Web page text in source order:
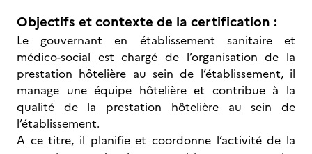
Objectifs et contexte de la certification :
Le gouvernant en établissement sanitaire et
médico-social est chargé de l’organisation de la
prestation hôtelière au sein de l’établissement, il
manage une équipe hôtelière et contribue à la
qualité de la prestation hôtelière au sein de
l’établissement.
A ce titre, il planifie et coordonne l’activité de la